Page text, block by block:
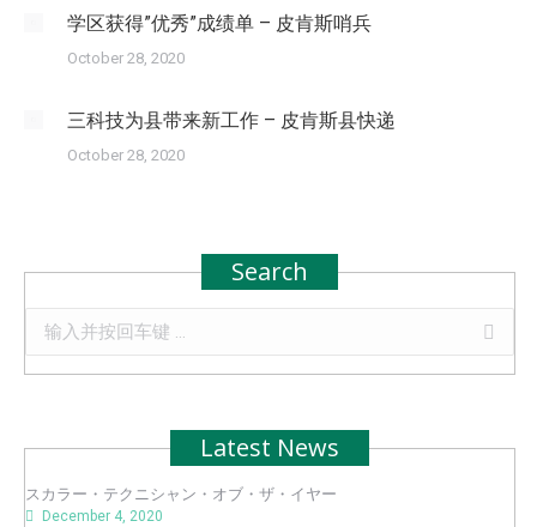
学区获得”优秀”成绩单 – 皮肯斯哨兵
October 28, 2020
三科技为县带来新工作 – 皮肯斯县快递
October 28, 2020
Search
Search:
Latest News
スカラー・テクニシャン・オブ・ザ・イヤー
December 4, 2020